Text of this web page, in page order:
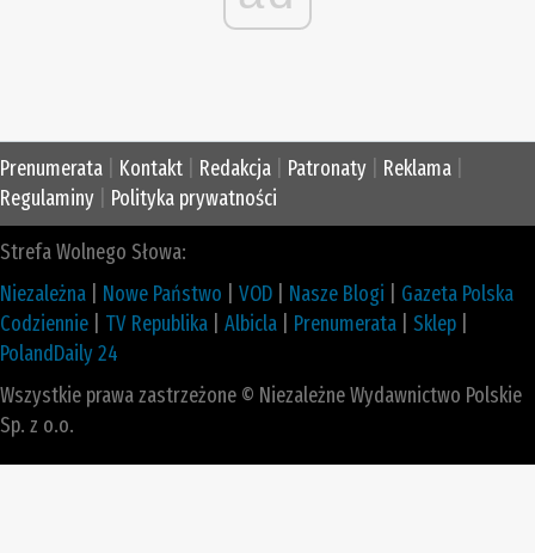
Prenumerata Kontakt Redakcja Patronaty Reklama
Regulaminy
Polityka prywatności
Strefa Wolnego Słowa:
Niezależna
Nowe Państwo VOD Nasze Blogi
Gazeta Polska
Codziennie
TV Republika Albicla Prenumerata Sklep
PolandDaily 24
Wszystkie prawa zastrzeżone © Niezależne Wydawnictwo Polskie
Sp. z o.o.